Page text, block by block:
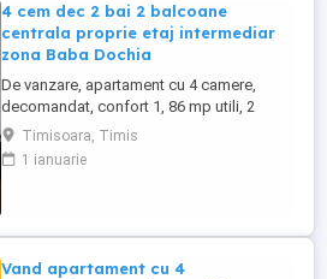
4 cem dec 2 bai 2 balcoane
centrala proprie etaj intermediar
zona Baba Dochia
De vanzare, apartament cu 4 camere,
decomandat, confort 1, 86 mp utili, 2
balcoane, 2 bai, amenajat, renovat, rulori
exterioare, centrala proprie, situat la etajul
3, aaer conditionat, zna Baba Dochia. Pret:
Timisoara, Timis
1 ianuarie
Vand apartament cu 4